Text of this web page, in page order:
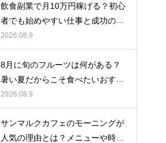
飲食副業で月10万円稼げる？初心
者でも始めやすい仕事と成功のポ
イントを解説
2026.08.9
8月に旬のフルーツは何がある？
暑い夏だからこそ食べたいおすす
めスイーツ5選！
2026.08.9
サンマルクカフェのモーニングが
人気の理由とは？メニューや時